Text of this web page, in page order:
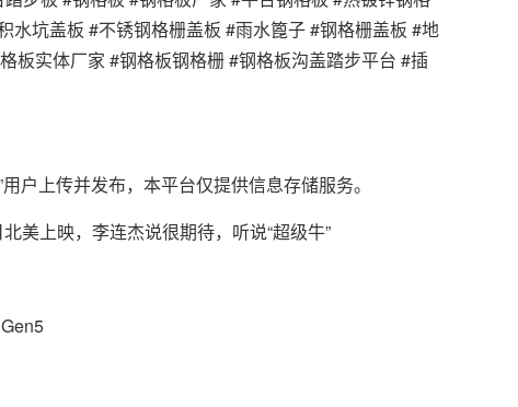
坑盖板 #不锈钢格栅盖板 #雨水篦子 #钢格栅盖板 #地
板实体厂家 #钢格板钢格栅 #钢格板沟盖踏步平台 #插
上传并发布，本平台仅提供信息存储服务。
上映，李连杰说很期待，听说“超级牛”